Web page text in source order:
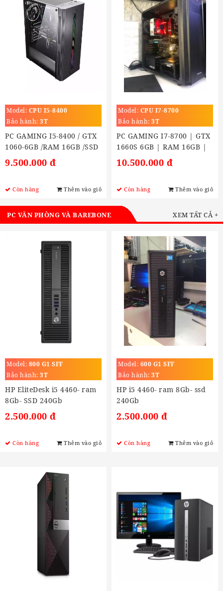
Model: CPU I5-8400
Bảo hành: 3T
PC GAMING I5-8400 / GTX
1060-6GB /RAM 16GB /SSD
M2: 250GB
9.500.000 đ
Còn hàng Thêm vào giỏ
Model: CPU I7-8700
Bảo hành: 3T
PC GAMING I7-8700 | GTX
1660S 6GB | RAM 16GB |
SSD 250GB
10.500.000 đ
Còn hàng Thêm vào giỏ
PC VĂN PHÒNG VÀ BAREBONE XEM TẤT CẢ +
Model: 800 G1 SFF
Bảo hành: 3T
HP EliteDesk i5 4460- ram
8Gb- SSD 240Gb
2.500.000 đ
Còn hàng Thêm vào giỏ
Model: 600 G1 SFF
Bảo hành: 3T
HP i5 4460- ram 8Gb- ssd
240Gb
2.500.000 đ
Còn hàng Thêm vào giỏ